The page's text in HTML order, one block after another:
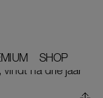
SHOP
SHOP